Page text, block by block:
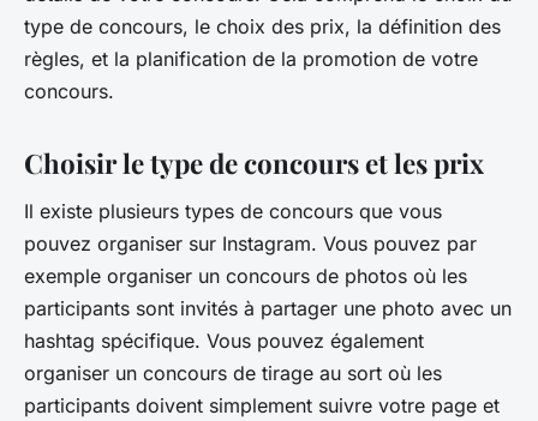
type de concours, le choix des prix, la définition des
règles, et la planification de la promotion de votre
concours.
Choisir le type de concours et les prix
Il existe plusieurs types de concours que vous
pouvez organiser sur Instagram. Vous pouvez par
exemple organiser un concours de photos où les
participants sont invités à partager une photo avec un
hashtag spécifique. Vous pouvez également
organiser un concours de tirage au sort où les
participants doivent simplement suivre votre page et